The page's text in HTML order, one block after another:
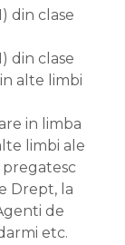
din clase
din clase
alte limbi
in limba
limbi ale
Drept, la
de
etc.